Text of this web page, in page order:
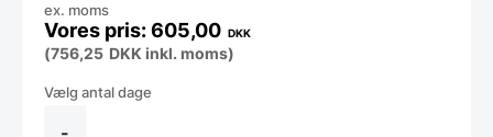
-
Leje
Elektrisk
605,00 DKK
ex. moms
(756,25 DKK inkl. moms)